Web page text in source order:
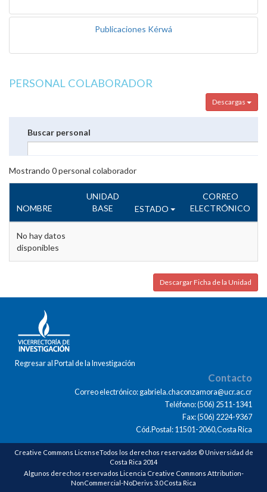
Publicaciones Kérwá
PERSONAL COLABORADOR
Descargas
Buscar personal
Mostrando 0personal colaborador
NOMBRE
UNIDAD
BASE
ESTADO
CORREO
ELECTRÓNICO
No hay datos
disponibles
Descargar Ficha de la Unidad
Regresar al Portal de la Investigación
Contacto
Correo electrónico: gabriela.chaconzamora@ucr.ac.cr
Teléfono: (506) 2511-1341
Fax: (506) 2224-9367
Cód.Postal: 11501-2060,Costa Rica
Creative Commons LicenseTodos los derechos reservados © Universidad de
Costa Rica 2014
Algunos derechos reservados Licencia Creative Commons Attribution-
NonCommercial-NoDerivs 3.0 Costa Rica